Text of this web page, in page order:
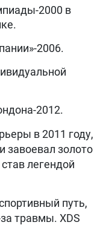
2000 в
2006.
2012.
в 2011 году,
завоевал золото
легендой
путь,
травмы. XDS